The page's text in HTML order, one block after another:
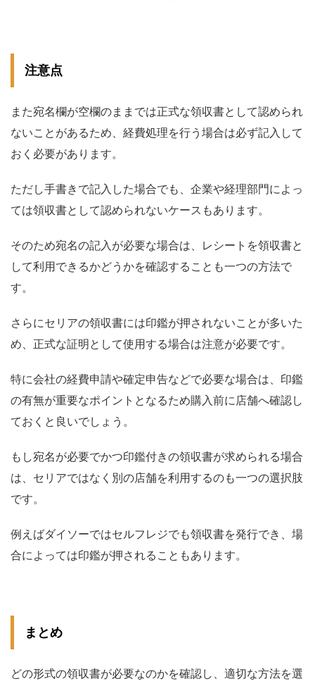
注意点
また宛名欄が空欄のままでは正式な領収書として認められ
ないことがあるため、経費処理を行う場合は必ず記入して
おく必要があります。
ただし手書きで記入した場合でも、企業や経理部門によっ
ては領収書として認められないケースもあります。
そのため宛名の記入が必要な場合は、レシートを領収書と
して利用できるかどうかを確認することも一つの方法で
す。
さらにセリアの領収書には印鑑が押されないことが多いた
め、正式な証明として使用する場合は注意が必要です。
特に会社の経費申請や確定申告などで必要な場合は、印鑑
の有無が重要なポイントとなるため購入前に店舗へ確認し
ておくと良いでしょう。
もし宛名が必要でかつ印鑑付きの領収書が求められる場合
は、セリアではなく別の店舗を利用するのも一つの選択肢
です。
例えばダイソーではセルフレジでも領収書を発行でき、場
合によっては印鑑が押されることもあります。
まとめ
どの形式の領収書が必要なのかを確認し、適切な方法を選